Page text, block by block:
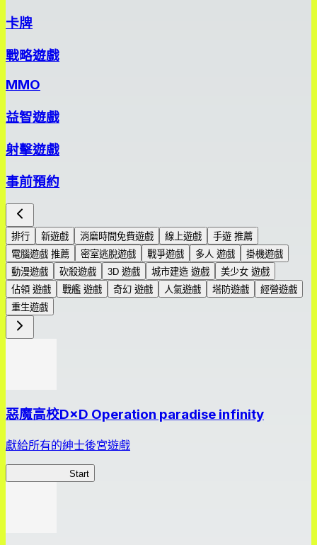
卡牌
戰略遊戲
MMO
益智遊戲
射擊遊戲
事前預約
排行 新遊戲 消磨時間免費遊戲 線上遊戲
手遊 推薦
電腦遊戲 推薦
密室逃脫遊戲 戰爭遊戲 多人 遊戲
掛機遊戲
動漫遊戲
砍殺遊戲 3D 遊戲 城市建造 遊戲
美少女 遊戲
佔領 遊戲
戰艦 遊戲 奇幻 遊戲 人氣遊戲 塔防遊戲
經營遊戲
重生遊戲
惡魔高校D×D Operation paradise infinity
獻給所有的紳士後宮遊戲
Start